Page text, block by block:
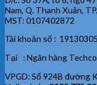
Nam, Q. Thanh Xuân,
MST: 0107402872
Tài khoản số :
Tại : Ngân hàng
VPGD: Số 924B đường